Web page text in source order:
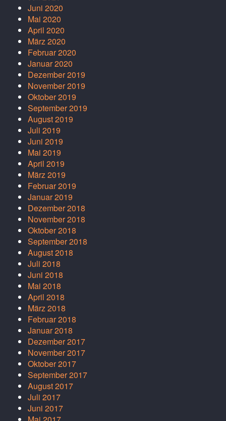
Juni 2020
Mai 2020
April 2020
März 2020
Februar 2020
Januar 2020
Dezember 2019
November 2019
Oktober 2019
September 2019
August 2019
Juli 2019
Juni 2019
Mai 2019
April 2019
März 2019
Februar 2019
Januar 2019
Dezember 2018
November 2018
Oktober 2018
September 2018
August 2018
Juli 2018
Juni 2018
Mai 2018
April 2018
März 2018
Februar 2018
Januar 2018
Dezember 2017
November 2017
Oktober 2017
September 2017
August 2017
Juli 2017
Juni 2017